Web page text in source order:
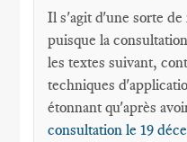
Il s'agit d'une sorte
puisque la
les textes suivant,
techniques
étonnant qu'après
consultation le 19